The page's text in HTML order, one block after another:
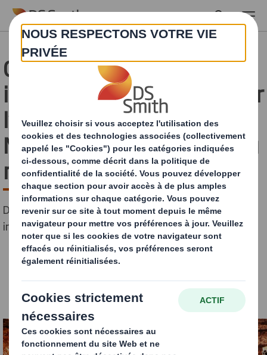
Skip to main content
Comment l'emballage
innovant de DS Smith pour
l’e-commerce a permis à
Morocco Gold d’être connu
mondialement
DS Smith développe un emballage e-commerce
innovant pour Morocco Gold.